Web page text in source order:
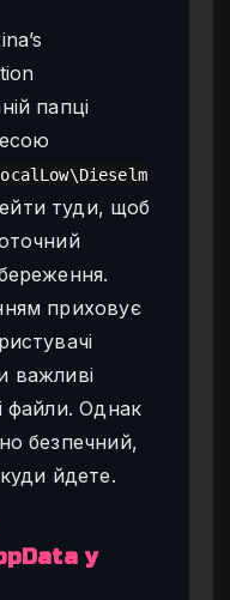
папці
туди, щоб
приховує
важливі
файли. Однак
безпечний,
йдете.
у